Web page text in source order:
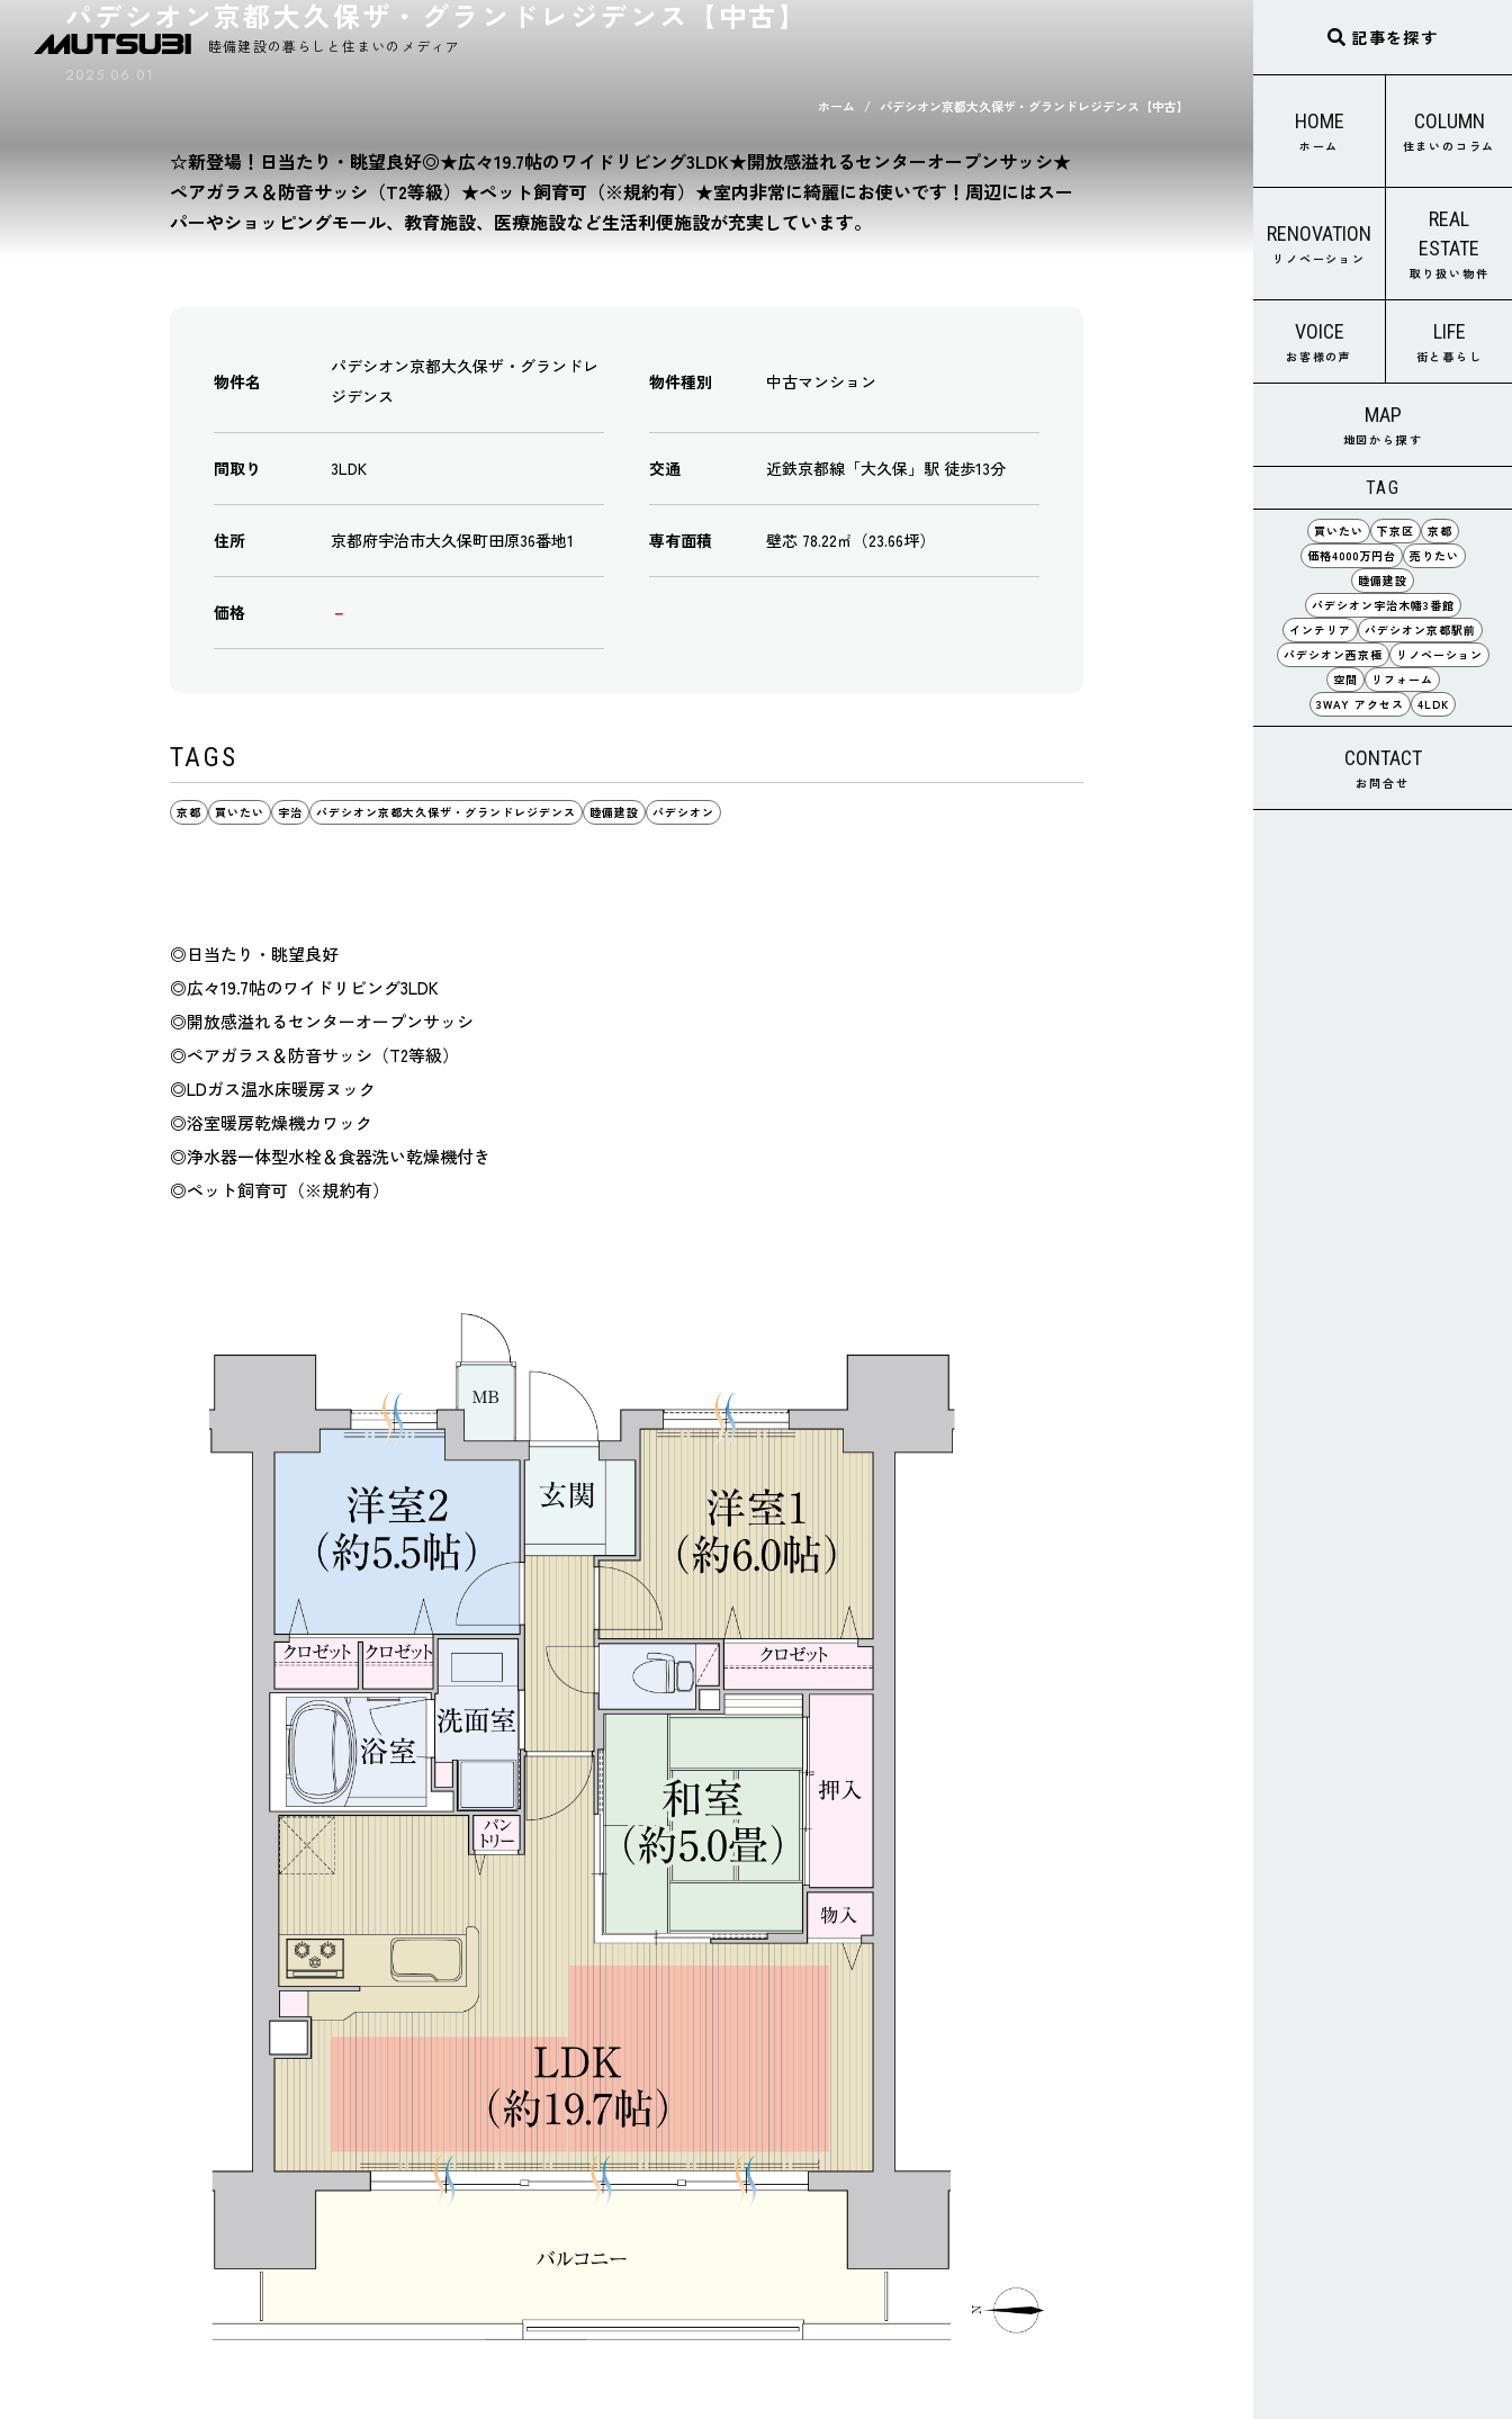
睦備建設の暮らしと住まいのメディア
ホーム パデシオン京都大久保ザ・グランドレジデンス【中古】
パデシオン京都大久保ザ・グランドレジデンス【中古】
2025.06.01
☆新登場！日当たり・眺望良好◎★広々19.7帖のワイドリビング3LDK★開放感溢れるセンターオープンサッシ★
ペアガラス＆防音サッシ（T2等級）★ペット飼育可（※規約有）★室内非常に綺麗にお使いです！周辺にはスー
パーやショッピングモール、教育施設、医療施設など生活利便施設が充実しています。
物件名
パデシオン京都大久保ザ・グランドレ
ジデンス
物件種別 中古マンション
間取り 3LDK 交通 近鉄京都線「大久保」駅 徒歩13分
住所 京都府宇治市大久保町田原36番地1 専有面積 壁芯 78.22㎡（23.66坪）
価格 －
TAGS
京都 買いたい 宇治 パデシオン京都大久保ザ・グランドレジデンス 睦備建設 パデシオン
◎日当たり・眺望良好
◎広々19.7帖のワイドリビング3LDK
◎開放感溢れるセンターオープンサッシ
◎ペアガラス＆防音サッシ（T2等級）
◎LDガス温水床暖房ヌック
◎浴室暖房乾燥機カワック
◎浄水器一体型水栓＆食器洗い乾燥機付き
◎ペット飼育可（※規約有）
記事を探す
HOME
ホーム
COLUMN
住まいのコラム
RENOVATION
リノベーション
REAL
ESTATE
取り扱い物件
VOICE
お客様の声
LIFE
街と暮らし
MAP
地図から探す
TAG
買いたい 下京区
京都
価格4000万円台
売りたい
睦備建設
パデシオン宇治木幡3番館
インテリア
パデシオン京都駅前
パデシオン西京極
リノベーション
空間
リフォーム
3WAY アクセス
4LDK
CONTACT
お問合せ